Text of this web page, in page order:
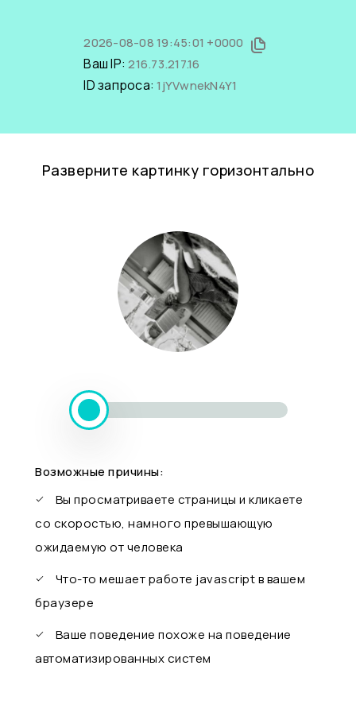
2026-08-08 19:45:01 +0000
Ваш IP:216.73.217.16
ID запроса:1jYVwnekN4Y1
Разверните картинку горизонтально
Возможные причины:
Вы просматриваете страницы и кликаете
со скоростью, намного превышающую
ожидаемую от человека
Что-то мешает работе javascript в вашем
браузере
Ваше поведение похоже на поведение
автоматизированных систем